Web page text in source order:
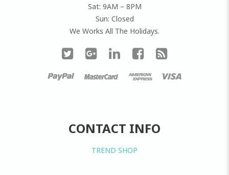
Sat: 9AM – 8PM
Sun: Closed
We Works All The Holidays.
CONTACT INFO
TREND SHOP